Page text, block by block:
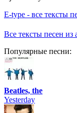
E-type - все тексты
Все тексты песен из
Популярные песни:
Beatles, the
Yesterday